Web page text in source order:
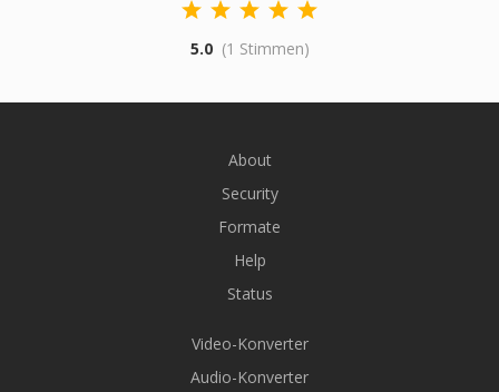
5.0 (1 Stimmen)
About
Security
Formate
Help
Status
Video-Konverter
Audio-Konverter